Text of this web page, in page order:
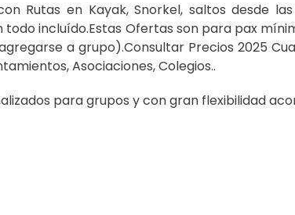
Rutas en Kayak, Snorkel, saltos desde
incluído.Estas Ofertas son para pax
a grupo).Consultar Precios 2025
Asociaciones, Colegios..
para grupos y con gran flexibilidad